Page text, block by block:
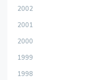
2002
2001
2000
1999
1998